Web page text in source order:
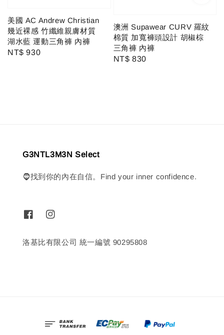
美國 AC Andrew Christian
幾近裸感 竹纖維親膚材質
湖水藍 運動三角褲 內褲
Regular
NT$ 930
澳洲 Supawear CURV 羅紋
棉質 加寬褲頭設計 胡椒棕
三角褲 內褲
Regular
NT$ 830
G3NTL3M3N Select
🧔找到你的內在自信。Find your inner confidence.
洛基比有限公司 統一編號 90295808